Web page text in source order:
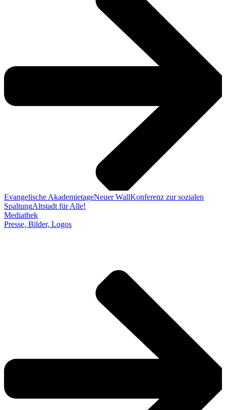
Evangelische AkademietageNeuer WallKonferenz zur sozialen
SpaltungAltstadt für Alle!
Mediathek
Presse, Bilder, Logos